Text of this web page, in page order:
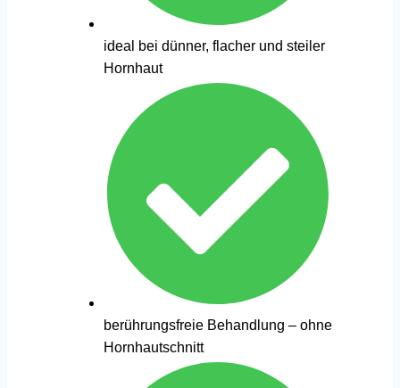
ideal bei dünner, flacher und steiler
Hornhaut
berührungsfreie Behandlung – ohne
Hornhautschnitt